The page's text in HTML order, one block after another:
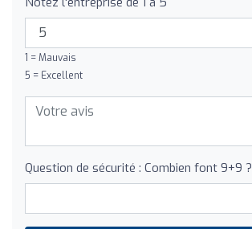
1 = Mauvais
5 = Excellent
Question de sécurité : Combien font 9+9 ?